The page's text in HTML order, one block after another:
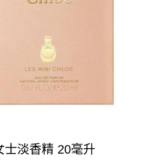
士淡香精 20毫升